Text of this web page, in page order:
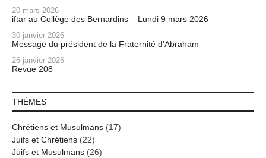
20 mars 2026
iftar au Collège des Bernardins – Lundi 9 mars 2026
30 janvier 2026
Message du président de la Fraternité d’Abraham
26 janvier 2026
Revue 208
THÈMES
Chrétiens et Musulmans (17)
Juifs et Chrétiens (22)
Juifs et Musulmans (26)